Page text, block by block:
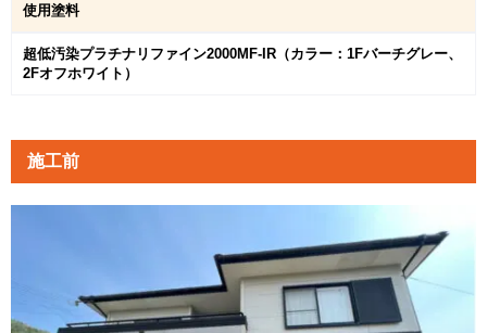
使用塗料
超低汚染プラチナリファイン2000MF-IR（カラー：1Fバーチグレー、
2Fオフホワイト）
施工前